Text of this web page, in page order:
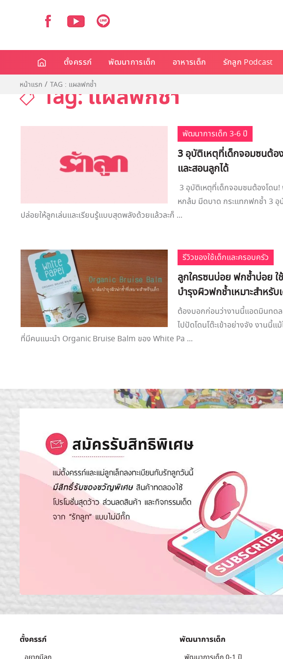
ตั้งครรภ์ พัฒนาการเด็ก อาหารเด็ก รักลูก Podcast
หน้าแรก TAG : แผลฟกช้ำ
Tag: แผลฟกช้ำ
พัฒนาการเด็ก 3-6 ปี
​3 อุบัติเหตุที่เด็กจอมซนต้
และสอนลูกได้
3 อุบัติเหตุที่เด็กจอมซนต้องโด
หกล้ม มีดบาด กระแทกฟกช้ำ 3 อุ
ปล่อยให้ลูกเล่นและเรียนรู้แบบสุดพลังด้วยแล้วละก็ ...
รีวิวของใช้เด็กและครอบครัว
ลูกใครซนบ่อย ฟกช้ำบ่อย
บำรุงผิวฟกช้ำเหมาะสำหรั
ต้องบอกก่อนว่างานนี้แอดมินทดล
ไปปัดโดนโต๊ะเข้าอย่างจัง งานนี้
ที่มีคนแนะนำ Organic Bruise Balm ของ White Pa ...
ตั้งครรภ์ พัฒนาการเด็ก